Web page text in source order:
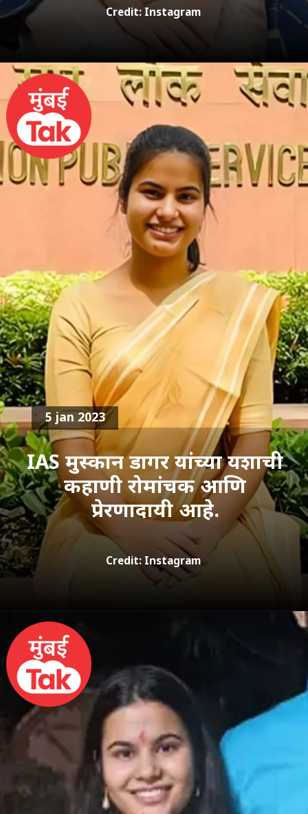
Credit: Instagram
IAS मुस्कान डागर यांच्या यशाची
कहाणी रोमांचक आणि
प्रेरणादायी आहे.
5 jan 2023
Credit: Instagram